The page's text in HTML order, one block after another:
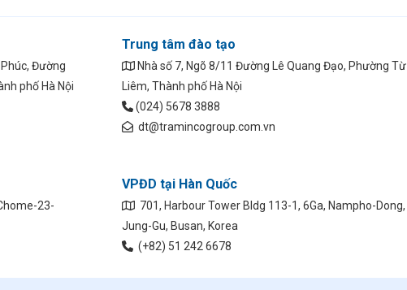
Đường
phố Hà Nội
Trung tâm đào tạo
Nhà số 7, Ngõ 8/11 Đường Lê Quang Đạo, Phường Từ
Liêm, Thành phố Hà Nội
(024) 5678 3888
dt@tramincogroup.com.vn
23-
VPĐD tại Hàn Quốc
701, Harbour Tower Bldg 113-1, 6Ga, Nampho-Dong,
Jung-Gu, Busan, Korea
(+82) 51 242 6678